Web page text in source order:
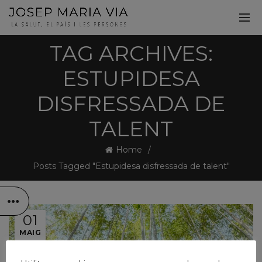
TAG ARCHIVES:
ESTUPIDESA
DISFRESSADA DE
TALENT
Home
Posts Tagged "Estupidesa disfressada de talent"
01
MAIG